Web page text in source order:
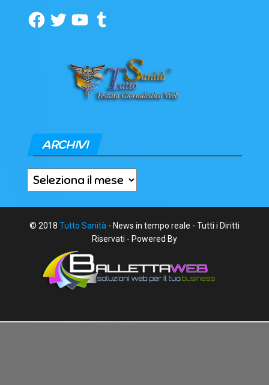
Facebook
TwitterYouTubeTumblr
ARCHIVI
Archivi
© 2018 Tutto Sanità - News in tempo reale - Tutti i Diritti
Riservati - Powered By